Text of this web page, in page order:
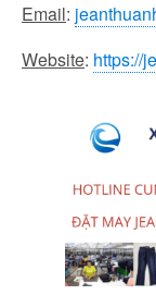
Email:
Website: https://